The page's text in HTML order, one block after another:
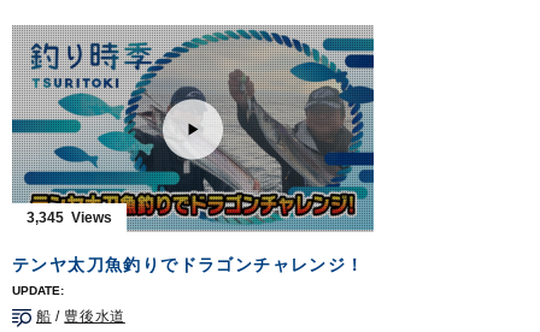
乗船し、話題のマグロジギングにチャレン
ジ。
フックの重要性や基本的なメソッドを解説し
ます。
■使用フック
ジガーミディアム ツインチェイサー
■スタッフブログ「マグロジギング(トンジギ)
について」
http://www.owner.co.jp/blog/instructor/22069/
ルアー合衆国プラス 三重テレビ放送 毎週
http://lure-us-plus.com/
OWNERMOVIE
オーナーばりwebsite
3,345
テンヤ太刀魚釣りでドラゴンチャレンジ！
船 / 豊後水道